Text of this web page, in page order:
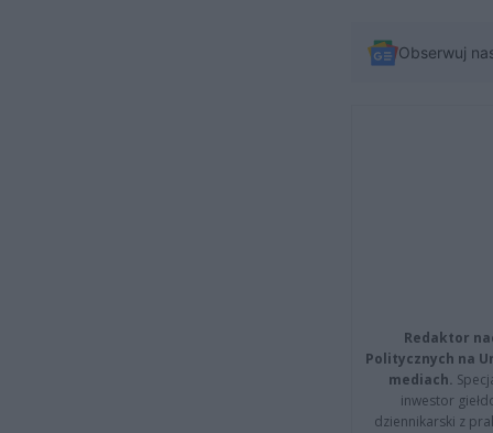
Obserwuj
Redaktor
Politycznych na
mediach.
inwestor
dziennikarski z